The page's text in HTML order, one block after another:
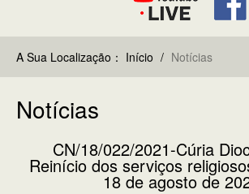
A Sua Localização： Início / Notícias
Notícias
CN/18/022/2021-Cúria
Reinício dos serviços
18 de agosto de